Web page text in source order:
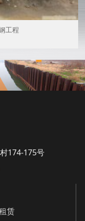
工程
174-175号
赁